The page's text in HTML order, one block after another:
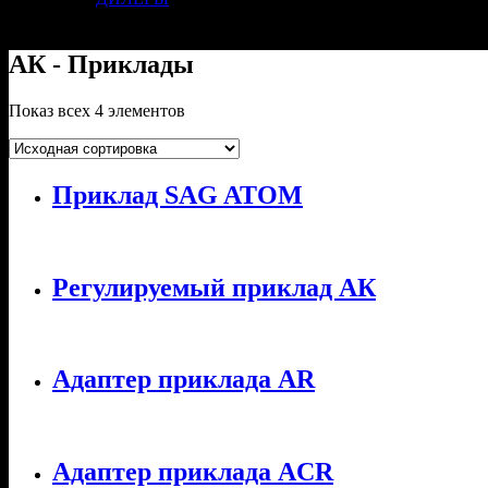
АК - Приклады
Показ всех 4 элементов
Приклад SAG ATOM
Регулируемый приклад АК
Адаптер приклада AR
Адаптер приклада ACR